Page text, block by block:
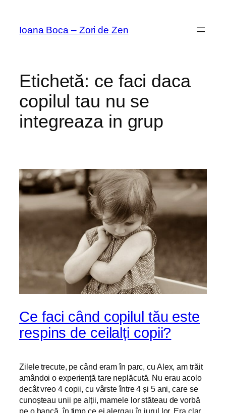
conținut
Ioana Boca – Zori de Zen
Etichetă: ce faci daca
copilul tau nu se
integreaza in grup
Ce faci când copilul tău este
respins de ceilalți copii?
Zilele trecute, pe când eram în parc, cu Alex, am trăit
amândoi o experiență tare neplăcută. Nu erau acolo
decât vreo 4 copii, cu vârste între 4 și 5 ani, care se
cunoșteau unii pe alții, mamele lor stăteau de vorbă
pe o bancă, în timp ce ei alergau în jurul lor. Era clar